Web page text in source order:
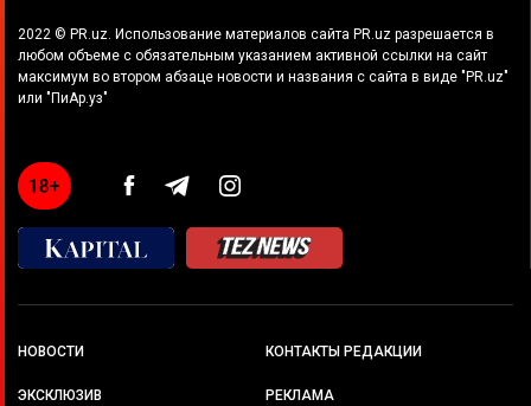
2022 © PR.uz. Использование материалов сайта PR.uz разрешается в
любом объеме с обязательным указанием активной ссылки на сайт
максимум во втором абзаце новости и названия с сайта в виде "PR.uz"
или "ПиАр.уз"
НОВОСТИ
ЭКСКЛЮЗИВ
КОНТАКТЫ РЕДАКЦИИ
РЕКЛАМА